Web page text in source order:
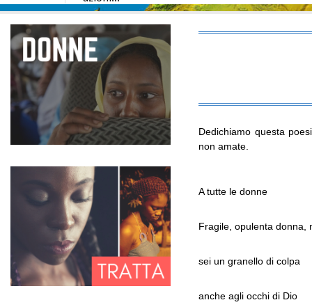
solidarietà alla famiglia Regeni e a Patrick
23-11-2021Mosaico dei giorni Una fiera in
Dell'Olio Sul sito web
prendere...
ASGI Sfruttamento lavorativo in
22-11-2021
Slaves no more ha seguito i lavori
sfruttamento e tratta per la realizzazione del
ASGI, su...
Il mondo al tempo della crisi climatica
Dedichiamo questa
non amate.
A tutte le donne
Fragile, opulenta donna,
sei un granello di colpa
anche agli occhi di Dio